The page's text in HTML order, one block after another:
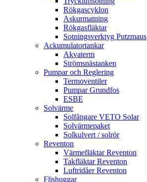
Rökgascyklon
Askurmatning
Rökgasfläktar
Sotningsverktyg Putzmaus
Ackumulatortankar
Akvaterm
Strömsnästanken
Pumpar och Reglering
Termoventiler
Pumpar Grundfos
ESBE
Solvärme
Solfångare VETO Solar
Solvärmepaket
Solkulvert / solrör
Reventon
Värmefläktar Reventon
Takfläktar Reventon
Luftridåer Reventon
Flishuggar